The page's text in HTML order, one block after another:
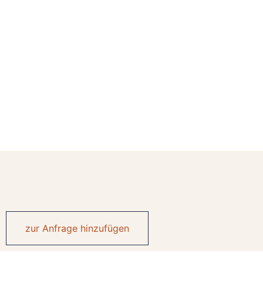
zur Anfrage hinzufügen